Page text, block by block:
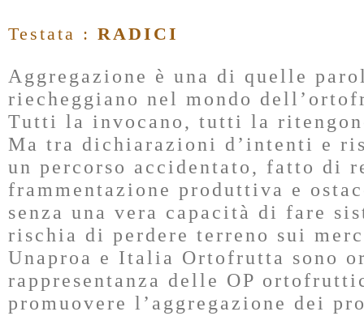
Testata : RADICI
Aggregazione è una di quelle
riecheggiano nel mondo
Tutti la invocano, tutti la
Ma tra dichiarazioni d’intenti e
un percorso accidentato, fatto di
frammentazione produttiva e
senza una vera capacità di fare
rischia di perdere terreno sui
Unaproa e Italia Ortofrutta sono
rappresentanza delle OP
promuovere l’aggregazione dei